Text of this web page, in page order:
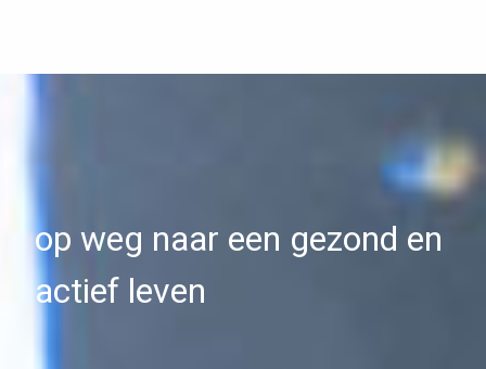
op weg naar een gezond en
actief leven